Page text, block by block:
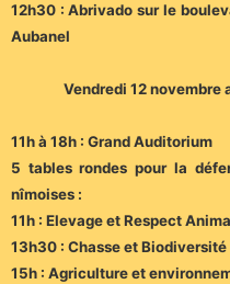
12h30 : Abrivado sur le
Aubanel
Vendredi 12 novembre
11h à 18h : Grand Auditorium
5 tables rondes pour la
nîmoises :
11h : Elevage et Respect
13h30 : Chasse et Biodiversité
15h : Agriculture et